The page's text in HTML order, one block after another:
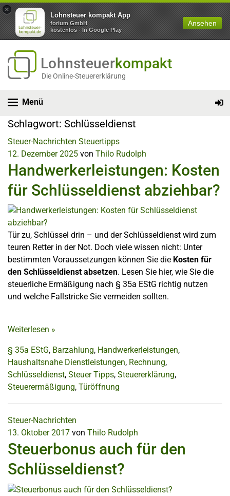
×
Lohnsteuer kompakt App
forium GmbH
kostenlos - In Google Play
Ansehen
Lohnsteuerkompakt
Die Online-Steuererklärung
Menü
Schlagwort: Schlüsseldienst
Steuer-Nachrichten Steuertipps
12. Dezember 2025 von Thilo Rudolph
Handwerkerleistungen: Kosten
für Schlüsseldienst abziehbar?
Tür zu, Schlüssel drin – und der Schlüsseldienst wird zum
teuren Retter in der Not. Doch viele wissen nicht: Unter
bestimmten Voraussetzungen können Sie die Kosten für
den Schlüsseldienst absetzen. Lesen Sie hier, wie Sie die
steuerliche Ermäßigung nach § 35a EStG richtig nutzen
und welche Fallstricke Sie vermeiden sollten.
Weiterlesen »
§ 35a EStG, Barzahlung, Handwerkerleistungen,
Haushaltsnahe Dienstleistungen, Rechnung,
Schlüsseldienst, Steuer Tipps, Steuererklärung,
Steuerermäßigung, Türöffnung
Steuer-Nachrichten
13. Oktober 2017 von Thilo Rudolph
Steuerbonus auch für den
Schlüsseldienst?